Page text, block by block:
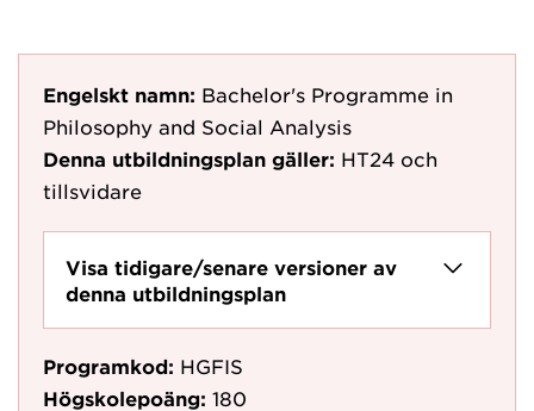
Engelskt namn: Bachelor's Programme in
Philosophy and Social Analysis
Denna utbildningsplan gäller: HT24 och
tillsvidare
Visa tidigare/senare versioner av
denna utbildningsplan
Programkod: HGFIS
Högskolepoäng: 180